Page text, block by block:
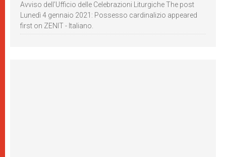
Avviso dell’Ufficio delle Celebrazioni Liturgiche The post
Lunedì 4 gennaio 2021: Possesso cardinalizio appeared
first on ZENIT - Italiano.